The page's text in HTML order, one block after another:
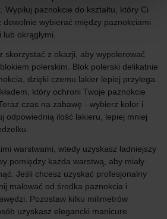
paznokcie do kształtu, który Ci
wybierać między paznokciami
okrągłymi.
skorzystać z okazji, aby wypolerować
polerskim. Blok polerski delikatnie
dzięki czemu lakier lepiej przylega.
który ochroni Twoje paznokcie
czas na zabawę - wybierz kolor i
odpowiednią ilość lakieru, lepiej mniej
warstwami, wtedy uzyskasz ładniejszy
pomiędzy każda warstwą, aby miały
Jeśli chcesz uzyskać profesjonalny
malować od środka paznokcia i
Pozostaw kilku milimetrów
uzyskasz elegancki manicure.